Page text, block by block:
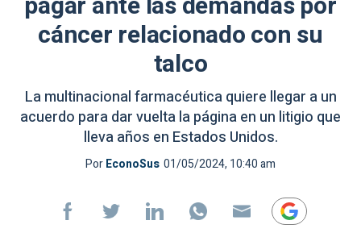
cáncer relacionado con su
talco
La multinacional farmacéutica quiere llegar a un
acuerdo para dar vuelta la página en un litigio que
lleva años en Estados Unidos.
PorEconoSus 01/05/2024, 10:40 am